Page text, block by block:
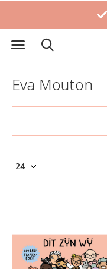
Eva Mouton